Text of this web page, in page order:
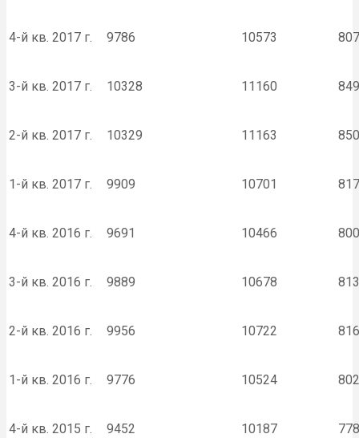
4-й кв. 2017 г. 9786 10573
3-й кв. 2017 г. 10328 11160
2-й кв. 2017 г. 10329 11163
1-й кв. 2017 г. 9909 10701
4-й кв. 2016 г. 9691 10466
3-й кв. 2016 г. 9889 10678
2-й кв. 2016 г. 9956 10722
1-й кв. 2016 г. 9776 10524
4-й кв. 2015 г. 9452 10187